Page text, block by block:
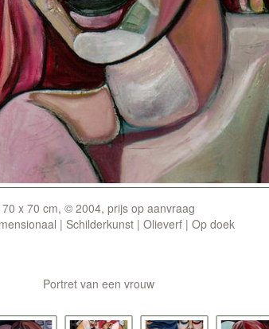
70 x 70 cm, © 2004, prijs op aanvraag
| Schilderkunst | Olieverf | Op doek
Portret van een vrouw